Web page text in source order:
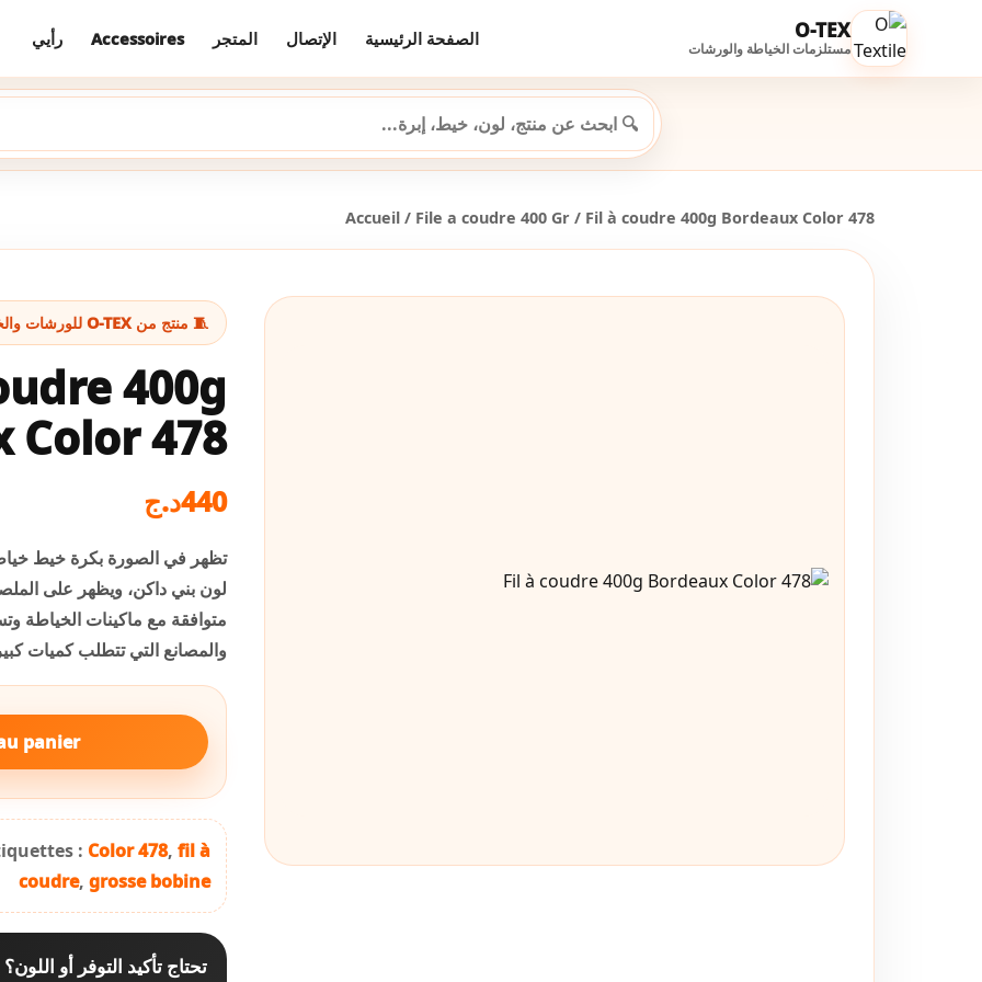
O-TEX
مستلزمات الخياطة والورشات الصفحة الرئيسية الإتصال المتجر Accessoires رأيي
Accueil / File a coudre 400 Gr / Fil à coudre 400g Bordeaux Color 478
🧵 منتج من O-TEX للورشات والخياطة
400g
Color 478
440د.ج
متوافقة مع ماكينات الخياطة
والمصانع التي تتطلب كميات
panier
: Color 478, fil à
coudre, grosse bobine
تحتاج تأكيد التوفر أو اللون؟